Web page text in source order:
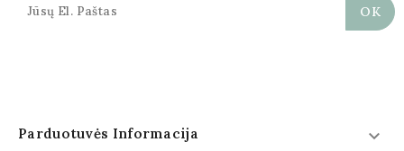
Parduotuvės Informacija 